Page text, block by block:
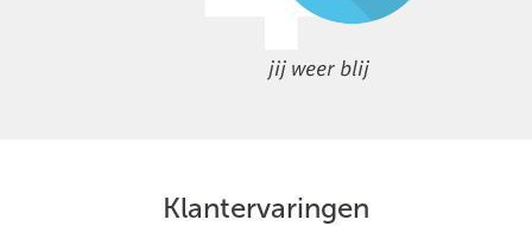
jij weer blij
Klantervaringen